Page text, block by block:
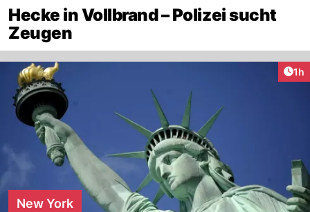
Hecke in Vollbrand – Polizei sucht
Zeugen
1h
New York